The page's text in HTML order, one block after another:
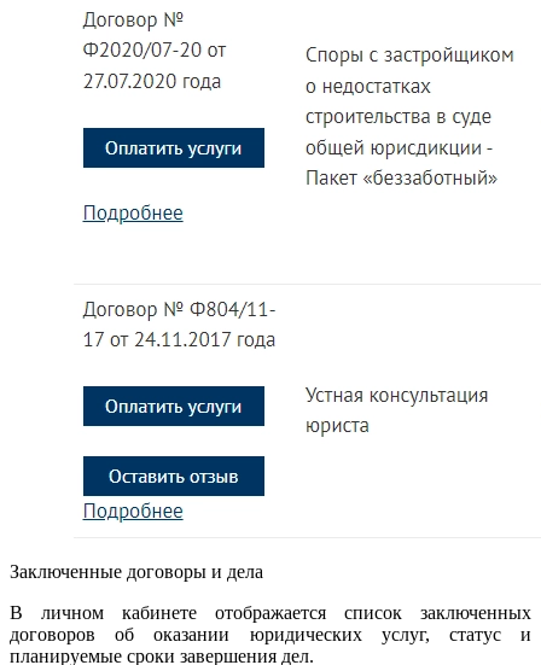
Заключенные договоры и дела
В личном кабинете отображается список заключенных
договоров об оказании юридических услуг, статус и
планируемые сроки завершения дел.